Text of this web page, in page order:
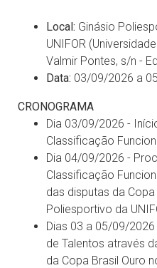
Local: Ginásio
UNIFOR
Valmir Pontes, s/n -
Data: 03/09/2026 a
CRONOGRAMA
Dia 03/09/2026 -
Classificação
Dia 04/09/2026 -
Classificação
das disputas da
Poliesportivo da
Dias 03 a 05/09/
de Talentos através
da Copa Brasil Ouro